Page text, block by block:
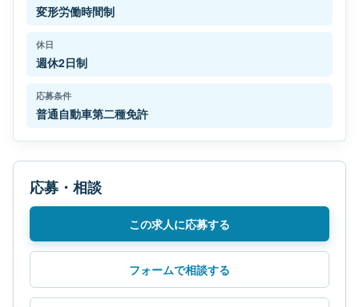
変形労働時間制
休日
週休2日制
応募条件
普通自動車第二種免許
応募・相談
この求人に応募する
フォームで相談する